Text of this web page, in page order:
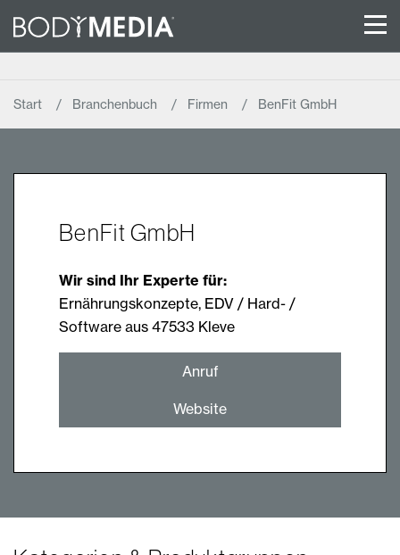
Start Branchenbuch Firmen BenFit GmbH
BenFit GmbH
Wir sind Ihr Experte für:
Ernährungskonzepte, EDV / Hard- /
Software aus 47533 Kleve
Anruf
Website